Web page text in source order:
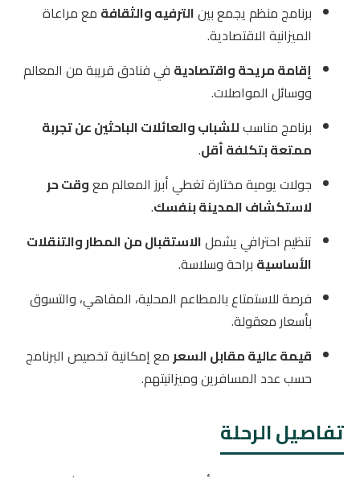
برنامج منظم يجمع بينالترفيه والثقافة مع مراعاة
الميزانية الاقتصادية.
إقامة مريحة واقتصادية في فنادق قريبة من المعالم
ووسائل المواصلات.
برنامج مناسبللشباب والعائلات الباحثين عن تجربة
ممتعة بتكلفة أقل.
جولات يومية مختارة تغطي أبرز المعالم معوقت حر
لاستكشاف المدينة بنفسك.
تنظيم احترافي يشملالاستقبال من المطار والتنقلات
الأساسية براحة وسلاسة.
فرصة للاستمتاع بالمطاعم المحلية، المقاهي، والتسوق
بأسعار معقولة.
قيمة عالية مقابل السعرمع إمكانية تخصيص البرنامج
حسب عدد المسافرين وميزانيتهم.
تفاصيل الرحلة